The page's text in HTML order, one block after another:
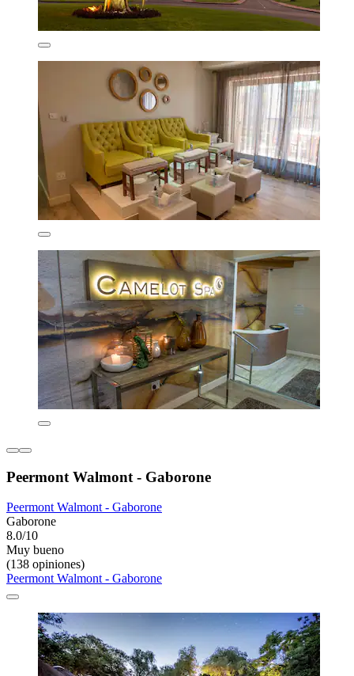
Peermont Walmont - Gaborone
Peermont Walmont - Gaborone
Gaborone
8.0/10
Muy bueno
(138 opiniones)
Peermont Walmont - Gaborone